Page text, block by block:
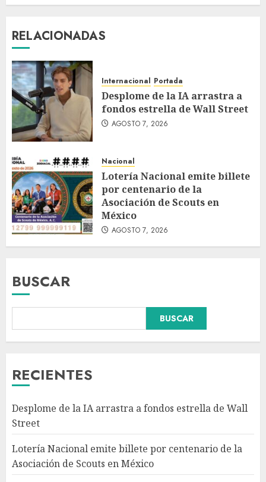
RELACIONADAS
Internacional Portada
Desplome de la IA arrastra a
fondos estrella de Wall Street
AGOSTO 7, 2026
Nacional
Lotería Nacional emite billete
por centenario de la
Asociación de Scouts en
México
AGOSTO 7, 2026
BUSCAR
BUSCAR
RECIENTES
Desplome de la IA arrastra a fondos estrella de Wall
Street
Lotería Nacional emite billete por centenario de la
Asociación de Scouts en México
3
Fallece Carlos Garfias Merlos,
arzobispo emérito de Morelia,
4
humano evolucionó gracias al
azúcar de la fruta
AGOSTO 7, 2026